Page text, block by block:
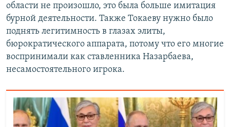
области не произошло, это была больше имитация
бурной деятельности. Также Токаеву нужно было
поднять легитимность в глазах элиты,
бюрократического аппарата, потому что его многие
воспринимали как ставленника Назарбаева,
несамостоятельного игрока.